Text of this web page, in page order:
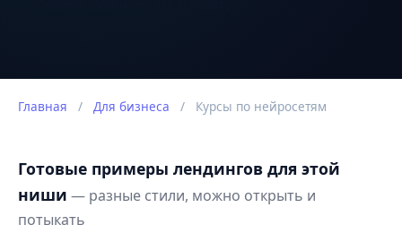
Главная / Для бизнеса / Курсы по нейросетям
Готовые примеры лендингов для этой
ниши — разные стили, можно открыть и
потыкать